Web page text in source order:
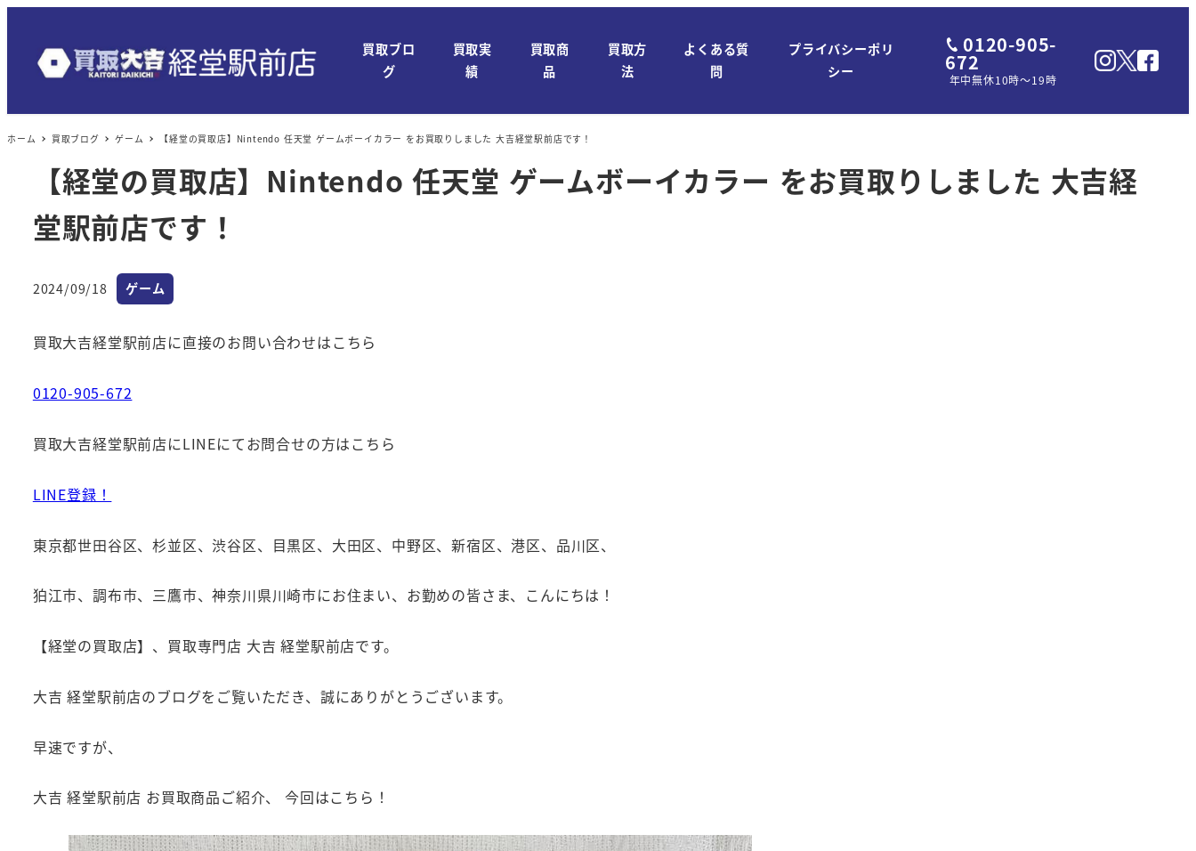
買取ブロ
グ
買取実
績
買取商
品
買取方
法
よくある質
問
プライバシーポリ
シー
0120-905-
672
年中無休10時～19時
ホーム 買取ブログ ゲーム 【経堂の買取店】Nintendo 任天堂 ゲームボーイカラー をお買取りしました 大吉経堂駅前店です！
【経堂の買取店】Nintendo 任天堂 ゲームボーイカラー をお買取りしました 大吉経
堂駅前店です！
投稿日
2024/09/18 カテゴリー
ゲーム
買取大吉経堂駅前店に直接のお問い合わせはこちら
0120-905-672
買取大吉経堂駅前店にLINEにてお問合せの方はこちら
LINE登録！
東京都世田谷区、杉並区、渋谷区、目黒区、大田区、中野区、新宿区、港区、品川区、
狛江市、調布市、三鷹市、神奈川県川崎市にお住まい、お勤めの皆さま、こんにちは！
【経堂の買取店】、買取専門店 大吉 経堂駅前店です。
大吉 経堂駅前店のブログをご覧いただき、誠にありがとうございます。
早速ですが、
大吉 経堂駅前店 お買取商品ご紹介、 今回はこちら！